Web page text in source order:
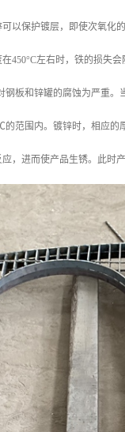
以保护镀层，即使次氧
450°C左右时，铁的损失
钢板和锌罐的腐蚀为严重
范围内。镀锌时，相应
，进而使产品生锈。此时